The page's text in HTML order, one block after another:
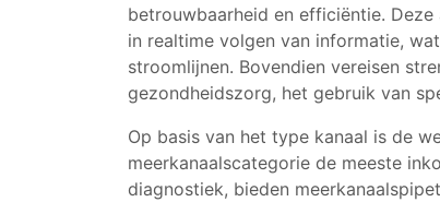
betrouwbaarheid en efficiëntie.
in realtime volgen van informatie,
stroomlijnen. Bovendien vereisen
gezondheidszorg, het gebruik van
Op basis van het type kanaal is de
meerkanaalscategorie de meeste
diagnostiek, bieden